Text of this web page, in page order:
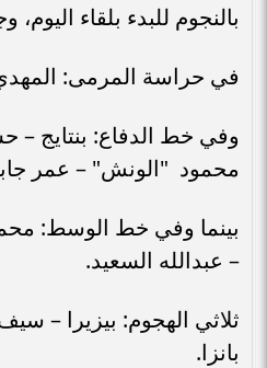
بالنجوم للبدء بلقاء اليوم،
في حراسة المرمى:
وفي خط الدفاع: بنتايج –
محمود "الونش" – عمر
بينما وفي خط الوسط:
– عبدالله السعيد.
ثلاثي الهجوم: بيزيرا –
بانزا.